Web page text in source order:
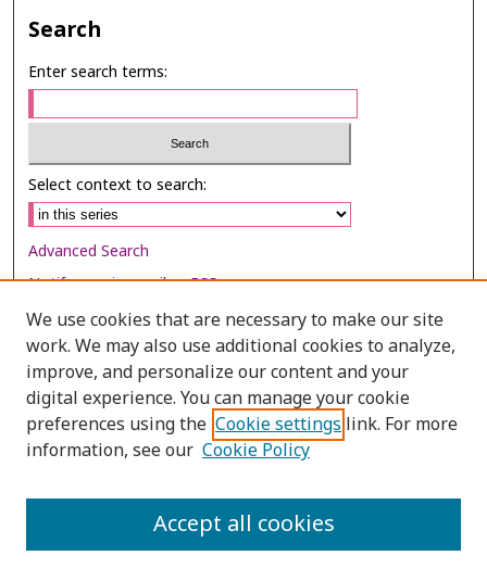
Search
Enter search terms:
Select context to search:
Advanced Search
Notify me via email orRSS
Browse
Collections
Disciplines
Authors
We use cookies that are necessary to make our site
work. We may also use additional cookies to analyze,
improve, and personalize our content and your
digital experience. You can manage your cookie
preferences using the Cookie settings link. For more
information, see our Cookie Policy
Accept all cookies